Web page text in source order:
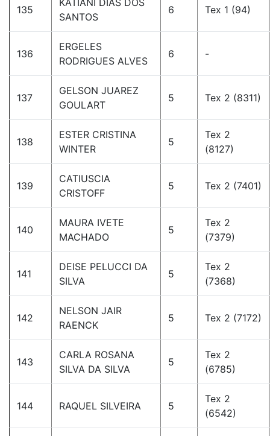
135
KATIANI DIAS DOS
SANTOS
6 Tex 1 (94)
136
ERGELES
RODRIGUES ALVES
6 -
137
GELSON JUAREZ
GOULART
5 Tex 2 (8311)
138
ESTER CRISTINA
WINTER
5
Tex 2
(8127)
139
CATIUSCIA
CRISTOFF
5 Tex 2 (7401)
140
MAURA IVETE
MACHADO
5
Tex 2
(7379)
141
DEISE PELUCCI DA
SILVA
5
Tex 2
(7368)
142
NELSON JAIR
RAENCK
5 Tex 2 (7172)
143
CARLA ROSANA
SILVA DA SILVA
5
Tex 2
(6785)
144 RAQUEL SILVEIRA 5
Tex 2
(6542)